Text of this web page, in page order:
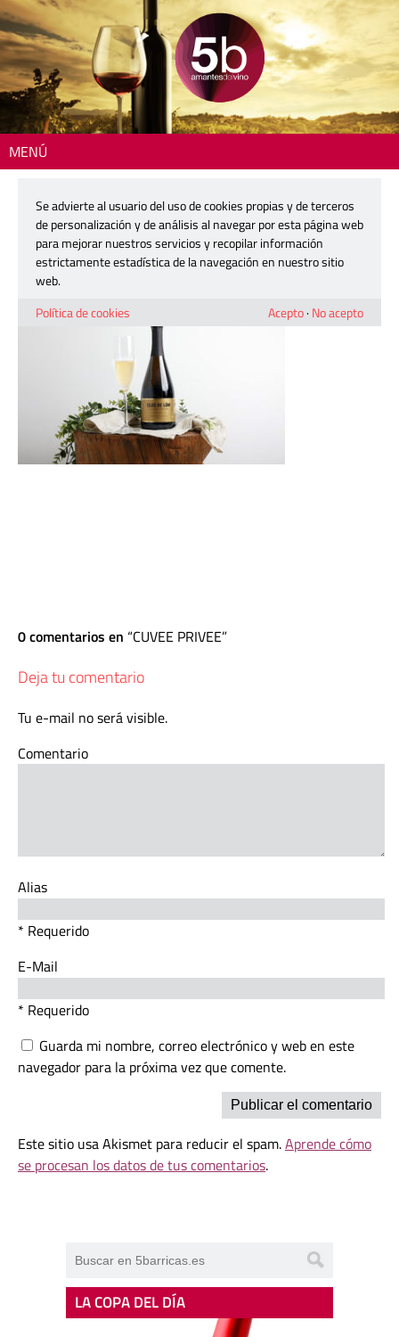
MENÚ
CUVEE PRIVEE
13 noviembre, 2025
0 comentarios en CUVEE PRIVEE
Deja tu comentario
Tu e-mail no será visible.
Comentario
Alias
* Requerido
E-Mail
* Requerido
Guarda mi nombre, correo electrónico y web en este
navegador para la próxima vez que comente.
Este sitio usa Akismet para reducir el spam.Aprende cómo
se procesan los datos de tus comentarios.
LA COPA DEL DÍA
Se advierte al usuario del uso de cookies propias y de terceros
de personalización y de análisis al navegar por esta página web
para mejorar nuestros servicios y recopilar información
estrictamente estadística de la navegación en nuestro sitio
web.
Política de cookies
Acepto· No acepto